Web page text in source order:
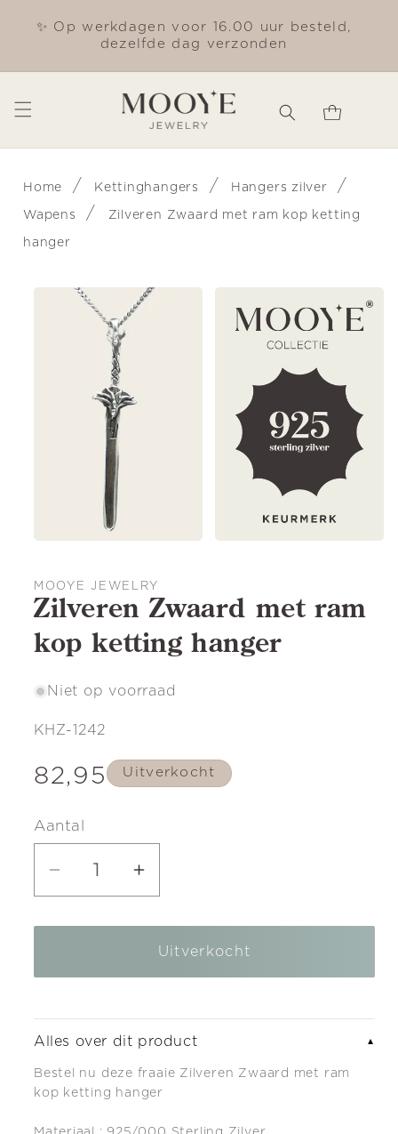
naar de
✨ Op werkdagen voor 16.00 uur besteld,
dezelfde dag verzonden
Winkelwagen
Home / Kettinghangers / Hangers zilver /
Wapens / Zilveren Zwaard met ram kop ketting
hanger
Ga direct naar
productinformatie
MOOYE JEWELRY
Zilveren Zwaard met ram
kop ketting hanger
Niet op voorraad
SKU:
KHZ-1242
Normale
82,95 Uitverkocht
Aantal
Aantal
voor
Zwaard
ram
ketting
Aantal
voor
Zilveren
Zwaard
ram
ketting
Uitverkocht
Alles over dit product ▼
Bestel nu deze fraaie Zilveren Zwaard met ram
kop ketting hanger